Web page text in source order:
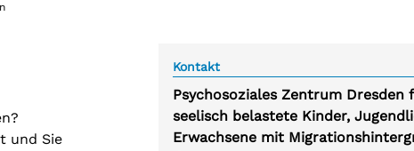
Kontakt
Psychosoziales Zentrum Dresden
seelisch belastete Kinder,
Erwachsene mit
und Sie